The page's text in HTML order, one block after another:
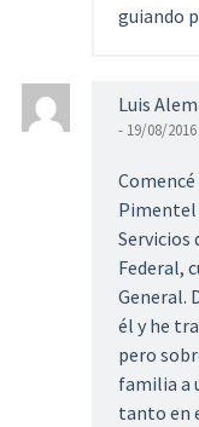
guiando
Luis
- 19/08/
Pimentel
Servicios
Federal,
General.
él y he
pero
familia a
tanto en